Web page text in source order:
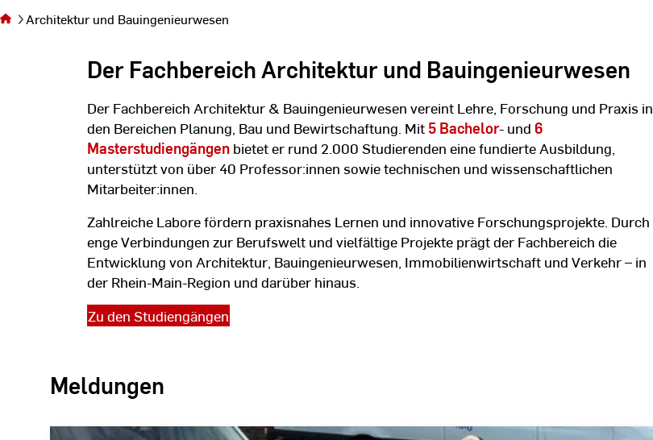
auf der Seite
Architektur und
Architektur und Bauingenieurwesen
Der Fachbereich Architektur und Bauingenieurwesen
Der Fachbereich Architektur & Bauingenieurwesen vereint Lehre, Forschung und Praxis in
den Bereichen Planung, Bau und Bewirtschaftung. Mit 5 Bachelor- und 6
Masterstudiengängen bietet er rund 2.000 Studierenden eine fundierte Ausbildung,
unterstützt von über 40 Professor:innen sowie technischen und wissenschaftlichen
Mitarbeiter:innen.
Zahlreiche Labore fördern praxisnahes Lernen und innovative Forschungsprojekte. Durch
enge Verbindungen zur Berufswelt und vielfältige Projekte prägt der Fachbereich die
Entwicklung von Architektur, Bauingenieurwesen, Immobilienwirtschaft und Verkehr – in
der Rhein-Main-Region und darüber hinaus.
Zu den Studiengängen
Meldungen